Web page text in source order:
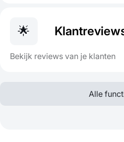
🌟
Bekijk reviews van je klanten
Alle